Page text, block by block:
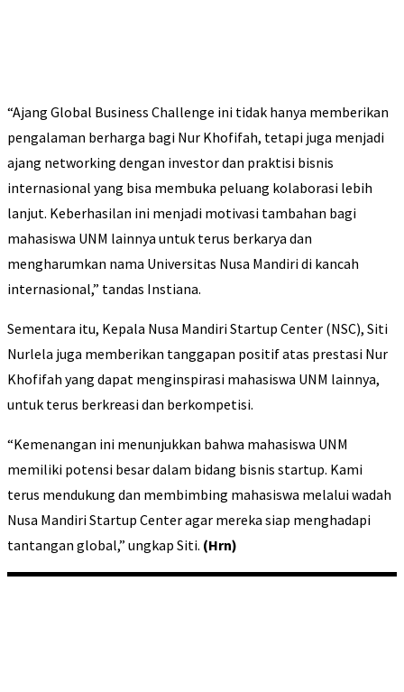
“Ajang Global Business Challenge ini tidak hanya memberikan
pengalaman berharga bagi Nur Khofifah, tetapi juga menjadi
ajang networking dengan investor dan praktisi bisnis
internasional yang bisa membuka peluang kolaborasi lebih
lanjut. Keberhasilan ini menjadi motivasi tambahan bagi
mahasiswa UNM lainnya untuk terus berkarya dan
mengharumkan nama Universitas Nusa Mandiri di kancah
internasional,” tandas Instiana.
Sementara itu, Kepala Nusa Mandiri Startup Center (NSC), Siti
Nurlela juga memberikan tanggapan positif atas prestasi Nur
Khofifah yang dapat menginspirasi mahasiswa UNM lainnya,
untuk terus berkreasi dan berkompetisi.
“Kemenangan ini menunjukkan bahwa mahasiswa UNM
memiliki potensi besar dalam bidang bisnis startup. Kami
terus mendukung dan membimbing mahasiswa melalui wadah
Nusa Mandiri Startup Center agar mereka siap menghadapi
tantangan global,” ungkap Siti. (Hrn)